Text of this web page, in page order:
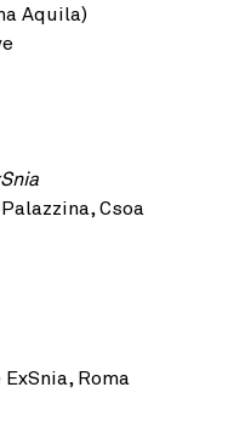
Aquila)
Csoa
Roma